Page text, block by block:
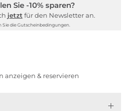
Sie -10% sparen?
jetzt für den Newsletter an.
Sie die Gutscheinbedingungen.
anzeigen & reservieren